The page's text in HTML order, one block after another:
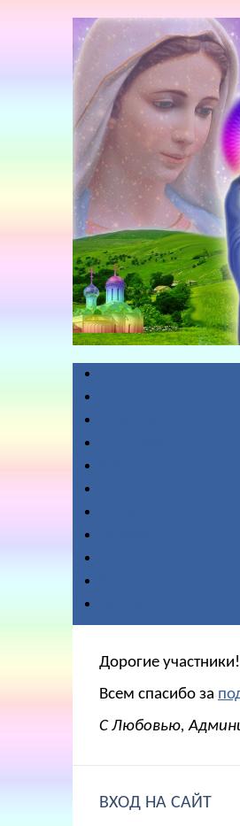
Дорогие участники!
Всем спасибо за
С Любовью,
ВХОД НА САЙТ